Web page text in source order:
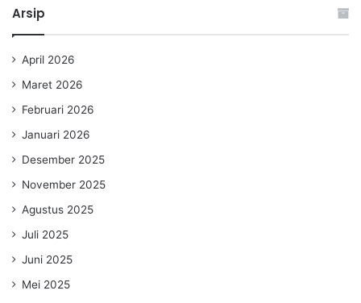
Arsip
April 2026
Maret 2026
Februari 2026
Januari 2026
Desember 2025
November 2025
Agustus 2025
Juli 2025
Juni 2025
Mei 2025